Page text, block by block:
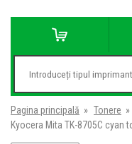
Pagina principală » Tonere »
Kyocera Mita TK-8705C cyan